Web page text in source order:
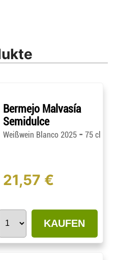
Bermejo Malvasía
Semidulce
Weißwein Blanco 2025 - 75 cl
21,57 €
KAUFEN